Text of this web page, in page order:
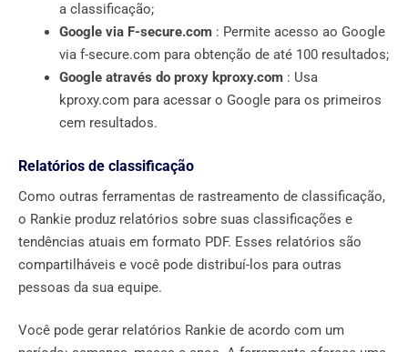
a classificação;
Google via F-secure.com : Permite acesso ao Google
via f-secure.com para obtenção de até 100 resultados;
Google através do proxy kproxy.com : Usa
kproxy.com para acessar o Google para os primeiros
cem resultados.
Relatórios de classificação
Como outras ferramentas de rastreamento de classificação,
o Rankie produz relatórios sobre suas classificações e
tendências atuais em formato PDF. Esses relatórios são
compartilháveis ​​e você pode distribuí-los para outras
pessoas da sua equipe.
Você pode gerar relatórios Rankie de acordo com um